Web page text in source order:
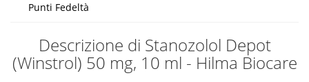
Punti Fedeltà
Descrizione di Stanozolol Depot
(Winstrol) 50 mg, 10 ml - Hilma Biocare